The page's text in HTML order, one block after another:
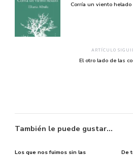
Corría un viento helado
ARTÍCULO
El otro lado de las
También le puede gustar...
Los que nos fuimos sin las De